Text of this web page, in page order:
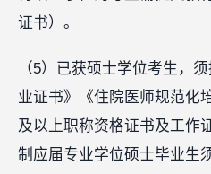
证书）。
（5）已获硕士学位考生，
业证书》《住院医师规范化
及以上职称资格证书及工作
制应届专业学位硕士毕业生